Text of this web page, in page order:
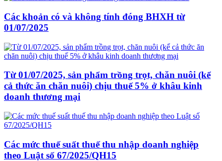
Các khoản có và không tính đóng BHXH từ
01/07/2025
Từ 01/07/2025, sản phẩm trồng trọt, chăn nuôi (kể
cả thức ăn chăn nuôi) chịu thuế 5% ở khâu kinh
doanh thương mại
Các mức thuế suất thuế thu nhập doanh nghiệp
theo Luật số 67/2025/QH15